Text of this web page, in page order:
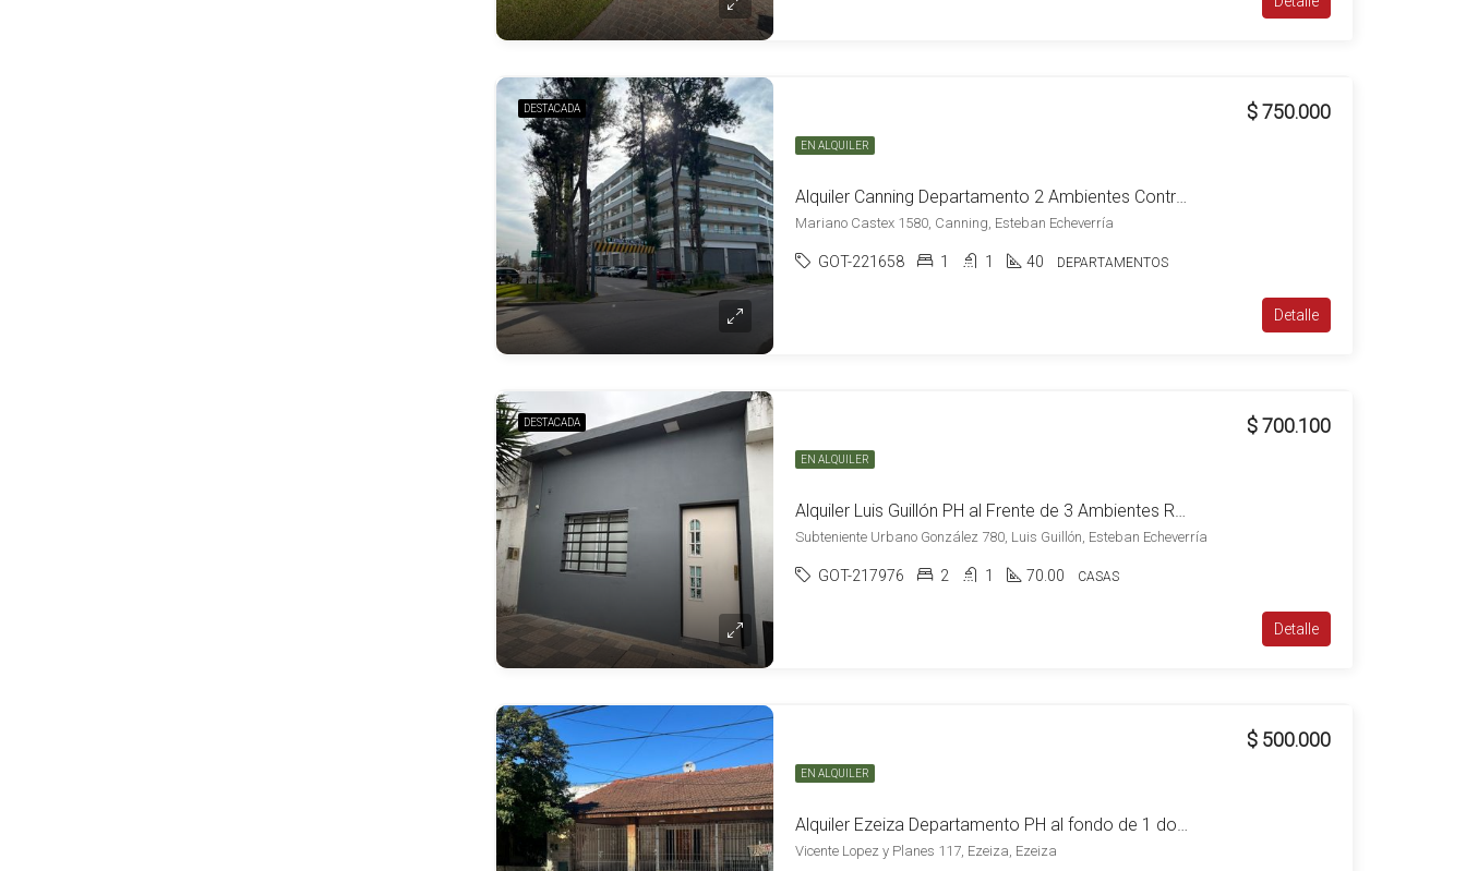
DESTACADA
EN ALQUILER
Alquiler Canning Departamento 2 Ambientes Contrafrente Muy Luminoso a Estrenar
$ 750.000
Mariano Castex 1580, Canning, Esteban Echeverría
GOT-221658 1 1 40 DEPARTAMENTOS
Detalle
DESTACADA
EN ALQUILER
Alquiler Luis Guillón PH al Frente de 3 Ambientes Refaccionado a Nuevo sin Cochera
$ 700.100
Subteniente Urbano González 780, Luis Guillón, Esteban Echeverría
GOT-217976 2 1 70.00 CASAS
Detalle
EN ALQUILER
Alquiler Ezeiza Departamento PH al fondo de 1 dormitorio patio y parrilla
$ 500.000
Vicente Lopez y Planes 117, Ezeiza, Ezeiza